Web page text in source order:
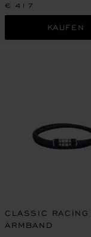
€ 417
KAUFEN
CLASSIC RACING
ARMBAND